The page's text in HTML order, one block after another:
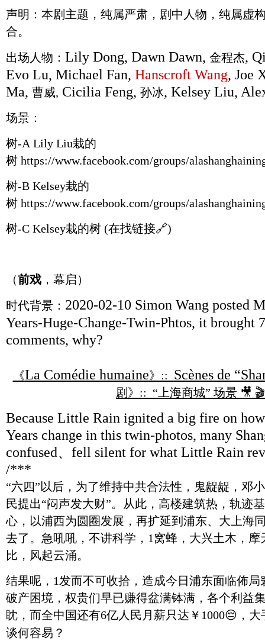
声明：本剧主题，纯属严肃，剧中人物，纯属虚
合。
出场人物： Lily Dong, Dawn Dawn, 金程杰,
Evo Lu, Michael Fan, Hanscroft Wang, Joe
Ma, 曹威, Cicilia Feng, 孙冰, Kelsey Liu,
场景：
树-A Lily Liu栽的
树 https://www.facebook.com/groups/
树-B Kelsey栽的
树 https://www.facebook.com/groups/
树-C Kelsey栽的树 (在找链接🔗)
（前戏 ，幕启）
时代背景： 2020-02-10 Simon Wang posted
Years-Huge-Change-Twin-Phtos, it brought
comments, why?
《La Comédie humaine》:: Scènes de
剧》:: “上海商城” 场景 🎥
Because Little Rain ignited a big fire on
Years change in this twin-photos, many
confused、fell silent for what Little Rain
/***
“六四”以后，为了维持中共合法性，鬼龊龊，邓
民提出“闷声发大财”。从此，高楼建筑热，轨迹
心，以浦西为圆圈发展，再扩延到浦东、大上海
去了。急吼吼，不讲科学，1窝蜂，大兴土木，
比，风起云涌。
结果呢，1发而不可收拾，造成今日浦东面临佈
破产困境，权贵们早已赚得盆满钵满，各个利益
眈，而全中国还有6亿人民月薪只达￥1000😔，
谈何容易？